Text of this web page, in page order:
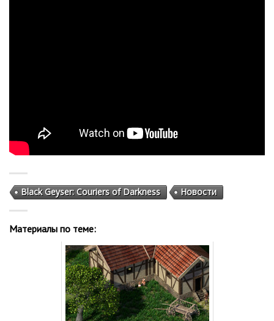
Black Geyser: Couriers of Darkness Новости
Материалы по теме: